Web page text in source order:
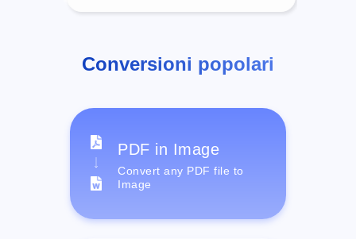
Conversioni popolari
PDF in Image
Convert any PDF file to
Image